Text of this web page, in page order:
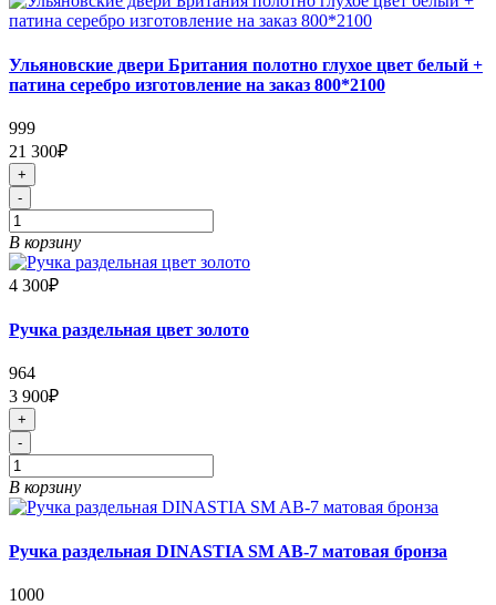
Ульяновские двери Британия полотно глухое цвет белый +
патина серебро изготовление на заказ 800*2100
999
21 300₽
+
-
В корзину
4 300₽
Ручка раздельная цвет золото
964
3 900₽
+
-
В корзину
Ручка раздельная DINASTIA SM AB-7 матовая бронза
1000